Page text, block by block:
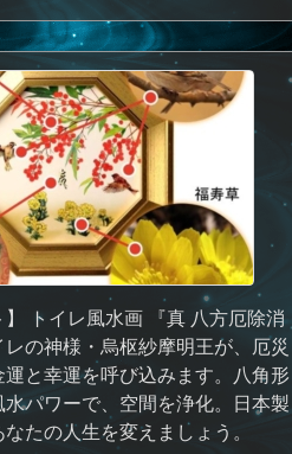
】 トイレ風水画 『真 八方厄除消
の神様・烏枢紗摩明王が、厄災
と幸運を呼び込みます。八角形
パワーで、空間を浄化。日本製
たの人生を変えましょう。